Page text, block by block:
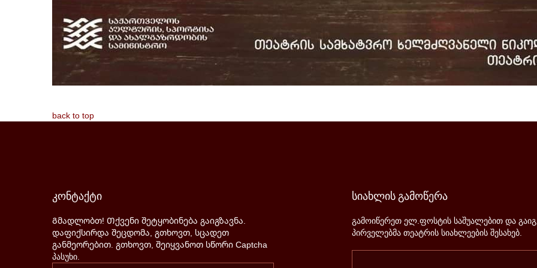
back to top
კონტაქტი
Გმადლობთ! Თქვენი შეტყობინება გაიგზავნა.
დაფიქსირდა შეცდომა, გთხოვთ, სცადეთ
განმეორებით. გთხოვთ, შეიყვანოთ სწორი Captcha
პასუხი.
სიახლისგამოწერა
გამოიწერეთ ელ.ფოსტის საშუალებით და
პირველებმა თეატრის სიახლეების შესახებ.